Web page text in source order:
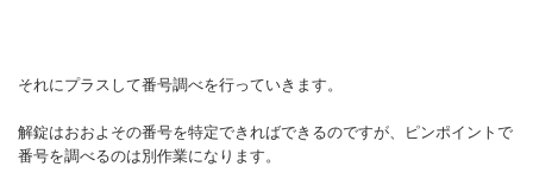
それにプラスして番号調べを行っていきます。
解錠はおおよその番号を特定できればできるのですが、ピンポイントで
番号を調べるのは別作業になります。